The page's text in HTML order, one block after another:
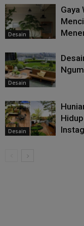
Desain
Gaya
Desain
Desain